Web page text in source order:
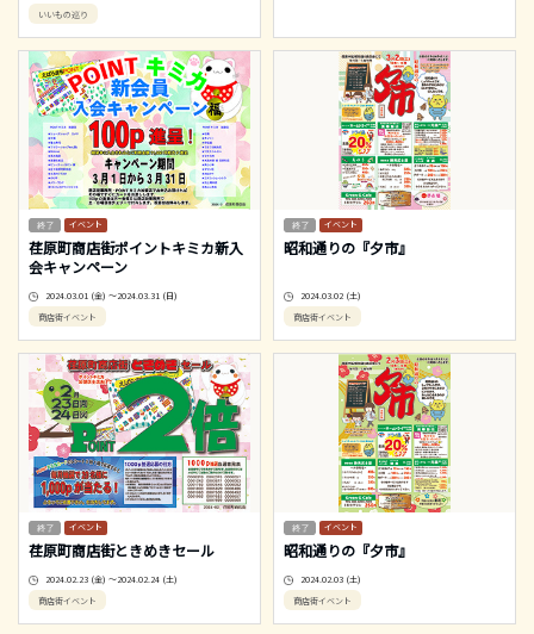
いいもの巡り
イベント
荏原町商店街ポイントキミカ新入
会キャンペーン
2024.03.01 (金) ～2024.03.31 (日)
商店街イベント
イベント
昭和通りの『夕市』
2024.03.02 (土)
商店街イベント
イベント
荏原町商店街ときめきセール
2024.02.23 (金) ～2024.02.24 (土)
商店街イベント
イベント
昭和通りの『夕市』
2024.02.03 (土)
商店街イベント